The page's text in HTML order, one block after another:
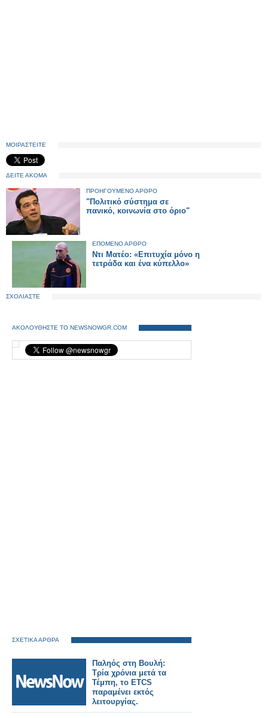
ΜΟΙΡΑΣΤΕΙΤΕ
ΔΕΙΤΕ ΑΚΟΜΑ
ΠΡΟΗΓΟΥΜΕΝΟ ΑΡΘΡΟ
"Πολιτικό σύστημα σε
πανικό, κοινωνία στο όριο"
ΕΠΟΜΕΝΟ ΑΡΘΡΟ
Ντι Ματέο: «Επιτυχία μόνο η
τετράδα και ένα κύπελλο»
ΣΧΟΛΙΑΣΤΕ
ΑΚΟΛΟΥΘΗΣΤΕ ΤΟ NEWSNOWGR.COM
ΣΧΕΤΙΚΑ ΑΡΘΡΑ
Παληός στη Βουλή:
Τρία χρόνια μετά τα
Τέμπη, το ETCS
παραμένει εκτός
λειτουργίας.